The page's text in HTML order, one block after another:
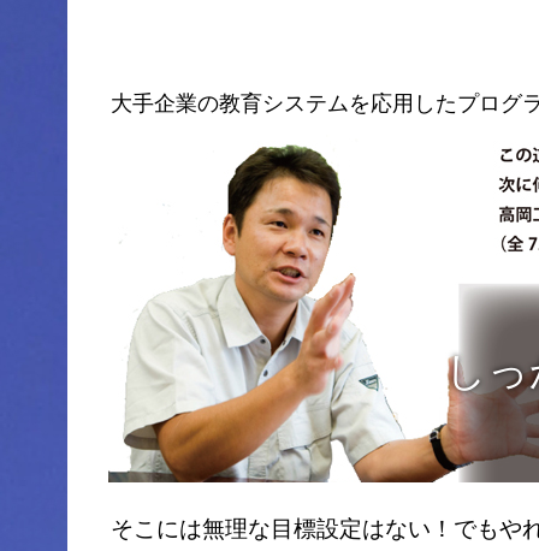
大手企業の教育システムを応用したプログ
しっか
そこには無理な目標設定はない！でもや